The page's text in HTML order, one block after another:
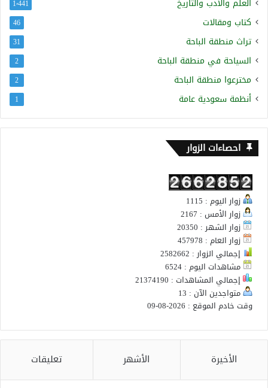
العلم والأدب والتاريخ 1٬441
كتاب ومقالات 46
تراث منطقة الباحة 31
السياحة في منطقة الباحة 2
مخترعوا منطقة الباحة 2
أنظمة سعودية عامة 1
احصاءات الزوار
زوار اليوم : 1115
زوار الأمس : 2167
زوار الشهر : 20350
زوار العام : 457978
إجمالي الزوار : 2582662
مشاهدات اليوم : 6524
إجمالي المشاهدات : 21374190
متواجدين الآن : 13
وقت خادم الموقع : 2026-08-09
الأخيرة الأشهر تعليقات